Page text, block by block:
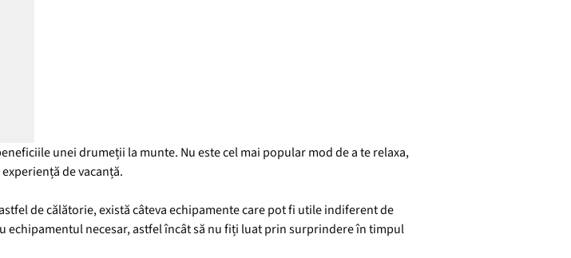
unei drumeții la munte. Nu este cel mai popular mod de a te relaxa,
de vacanță.
de călătorie, există câteva echipamente care pot fi utile indiferent de
echipamentul necesar, astfel încât să nu fiți luat prin surprindere în timpul